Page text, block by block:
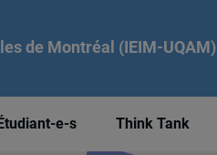
de Montréal (IEIM-UQAM)
e-s Think Tank